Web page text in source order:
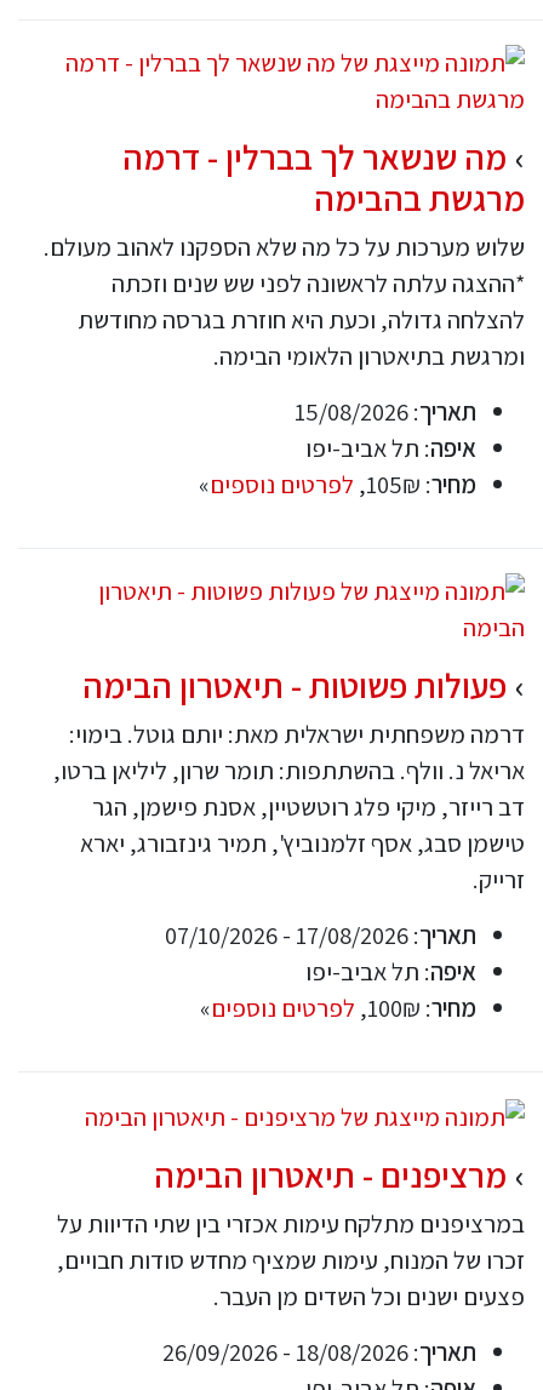
מה שנשאר לך בברלין - דרמה
מרגשת בהבימה
שלוש מערכות על כל מה שלא הספקנו לאהוב מעולם.
*ההצגה עלתה לראשונה לפני שש שנים וזכתה
להצלחה גדולה, וכעת היא חוזרת בגרסה מחודשת
ומרגשת בתיאטרון הלאומי הבימה.
תאריך: 15/08/2026
איפה: תל אביב-יפו
מחיר: 105₪, לפרטים נוספים»
פעולות פשוטות - תיאטרון הבימה
דרמה משפחתית ישראלית מאת: יותם גוטל. בימוי:
אריאל נ. וולף. בהשתתפות: תומר שרון, ליליאן ברטו,
דב רייזר, מיקי פלג רוטשטיין, אסנת פישמן, הגר
טישמן סבג, אסף זלמנוביץ', תמיר גינזבורג, יארא
זרייק.
תאריך: 17/08/2026 - 07/10/2026
איפה: תל אביב-יפו
מחיר: 100₪, לפרטים נוספים»
מרציפנים - תיאטרון הבימה
במרציפנים מתלקח עימות אכזרי בין שתי הדיוות על
זכרו של המנוח, עימות שמציף מחדש סודות חבויים,
פצעים ישנים וכל השדים מן העבר.
תאריך: 18/08/2026 - 26/09/2026